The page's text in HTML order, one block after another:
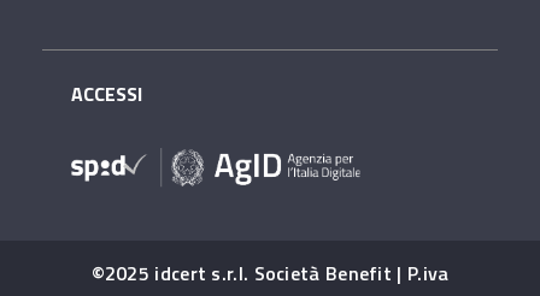
ACCESSI
©2025 idcert s.r.l. Società Benefit | P.iva